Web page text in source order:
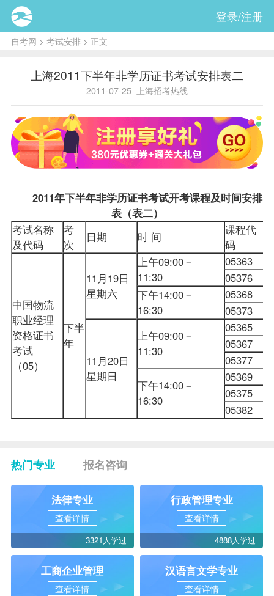
登录/注册
自考网 > 考试安排 > 正文
上海2011下半年非学历证书考试安排表二
2011-07-25 上海招考热线
2011年下半年非学历证书考试开考课程及时间安排
表（表二）
考试名称
及代码
考
次
日期 时 间
课程代
码
中国物流
职业经理
资格证书
考试
（05）
下半
年
11月19日
星期六
上午09:00－
11:30
05363
05376
下午14:00－
16:30
05368
05373
11月20日
星期日
上午09:00－
11:30
05365
05367
05377
下午14:00－
16:30
05369
05375
05382
热门专业 报名咨询
法律专业
查看详情
3321人学过
行政管理专业
查看详情
4888人学过
工商企业管理
查看详情
汉语言文学专业
查看详情